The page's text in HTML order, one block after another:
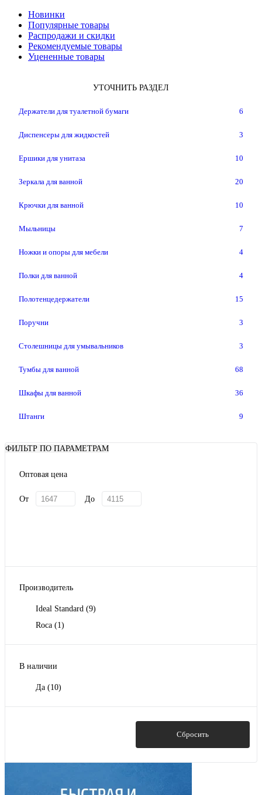
Новинки
Популярные товары
Распродажи и скидки
Рекомендуемые товары
Уцененные товары
УТОЧНИТЬ РАЗДЕЛ
Держатели для туалетной бумаги 6
Диспенсеры для жидкостей 3
Ершики для унитаза 10
Зеркала для ванной 20
Крючки для ванной 10
Мыльницы 7
Ножки и опоры для мебели 4
Полки для ванной 4
Полотенцедержатели 15
Поручни 3
Столешницы для умывальников 3
Тумбы для ванной 68
Шкафы для ванной 36
Штанги 9
ФИЛЬТР ПО ПАРАМЕТРАМ
Оптовая цена
От До
Производитель
Ideal Standard (9)
Roca (1)
В наличии
Да (10)
Сбросить